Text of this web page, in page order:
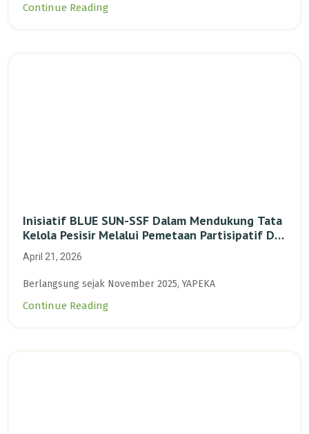
Continue Reading
Inisiatif BLUE SUN-SSF Dalam Mendukung Tata
Kelola Pesisir Melalui Pemetaan Partisipatif Di
Enam Desa Kepulauan Riau
April 21, 2026
Berlangsung sejak November 2025, YAPEKA
Continue Reading